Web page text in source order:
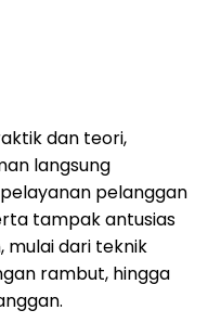
dan teori,
langsung
pelanggan
tampak antusias
mulai dari teknik
rambut, hingga